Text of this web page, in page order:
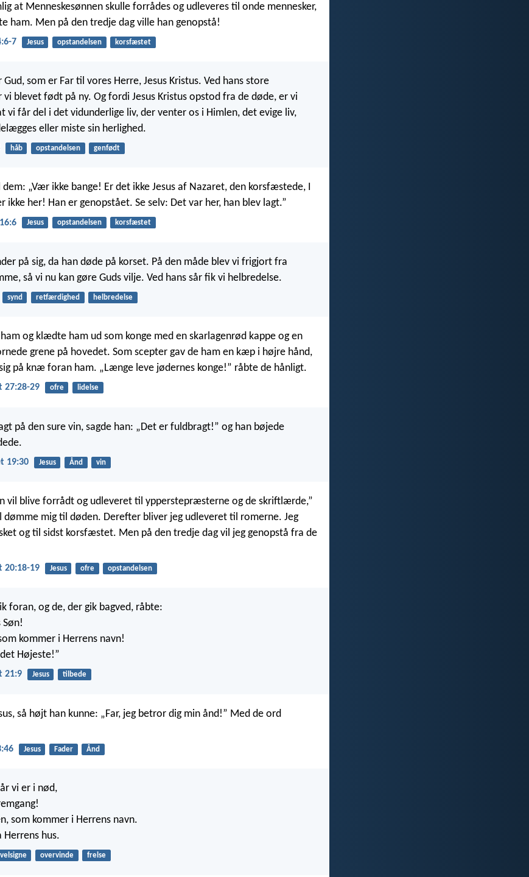
at Menneskesønnen skulle forrådes og udleveres til onde mennesker,
ham. Men på den tredje dag ville han genopstå!
7 Jesus opstandelsen korsfæstet
som er Far til vores Herre, Jesus Kristus. Ved hans store
blevet født på ny. Og fordi Jesus Kristus opstod fra de døde, er vi
vi får del i det vidunderlige liv, der venter os i Himlen, det evige liv,
eller miste sin herlighed.
håb opstandelsen genfødt
„Vær ikke bange! Er det ikke Jesus af Nazaret, den korsfæstede, I
ikke her! Han er genopstået. Se selv: Det var her, han blev lagt.”
Jesus opstandelsen korsfæstet
på sig, da han døde på korset. På den måde blev vi frigjort fra
så vi nu kan gøre Guds vilje. Ved hans sår fik vi helbredelse.
synd retfærdighed helbredelse
og klædte ham ud som konge med en skarlagenrød kappe og en
grene på hovedet. Som scepter gav de ham en kæp i højre hånd,
på knæ foran ham. „Længe leve jødernes konge!” råbte de hånligt.
27:28-29 ofre lidelse
på den sure vin, sagde han: „Det er fuldbragt!” og han bøjede
19:30 Jesus Ånd vin
vil blive forrådt og udleveret til ypperstepræsterne og de skriftlærde,”
dømme mig til døden. Derefter bliver jeg udleveret til romerne. Jeg
og til sidst korsfæstet. Men på den tredje dag vil jeg genopstå fra de
20:18-19 Jesus ofre opstandelsen
foran, og de, der gik bagved, råbte:
Søn!
kommer i Herrens navn!
Højeste!”
21:9 Jesus tilbede
så højt han kunne: „Far, jeg betror dig min ånd!” Med de ord
Jesus Fader Ånd
vi er i nød,
som kommer i Herrens navn.
Herrens hus.
velsigne overvinde frelse